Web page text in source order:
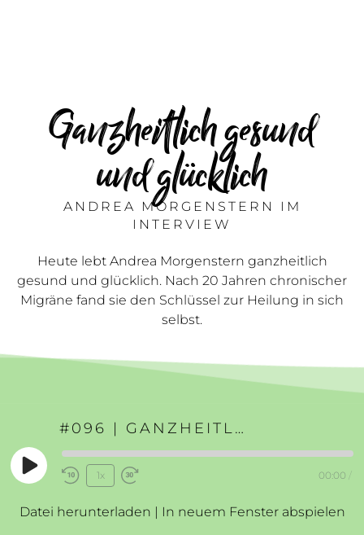
Ganzheitlich gesund
und glücklich
ANDREA MORGENSTERN IM
INTERVIEW
Heute lebt Andrea Morgenstern ganzheitlich
gesund und glücklich. Nach 20 Jahren chronischer
Migräne fand sie den Schlüssel zur Heilung in sich
selbst.
#096 | GANZHEITLICH GESUND UND GLÜCKLICH
Play
EpisodeRewind
Seconds
1x
30
00:00 /
Datei herunterladen | In neuem Fenster abspielen